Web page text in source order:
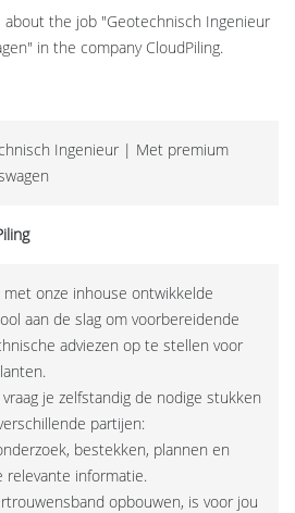
the job "Geotechnisch Ingenieur
in the company CloudPiling.
Ingenieur | Met premium
met onze inhouse ontwikkelde
aan de slag om voorbereidende
adviezen op te stellen voor
je zelfstandig de nodige stukken
partijen:
bestekken, plannen en
relevante informatie.
opbouwen, is voor jou